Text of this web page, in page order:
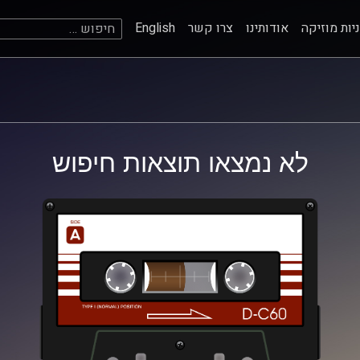
מוזיקה אודותינו צרו קשר English חיפוש:
לא נמצאו תוצאות חיפוש